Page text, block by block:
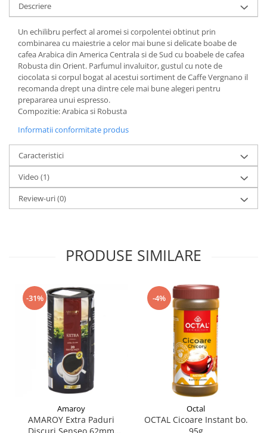
Descriere
Un echilibru perfect al aromei si corpolentei obtinut prin
combinarea cu maiestrie a celor mai bune si delicate boabe de
cafea Arabica din America Centrala si de Sud cu boabele de cafea
Robusta din Orient. Parfumul invaluitor, gustul cu note de
ciocolata si corpul bogat al acestui sortiment de Caffe Vergnano il
recomanda drept una dintre cele mai bune alegeri pentru
prepararea unui espresso.
Compozitie: Arabica si Robusta
Informatii conformitate produs
Caracteristici
Video (1)
Review-uri(0)
PRODUSE SIMILARE
-31%
Amaroy
AMAROY Extra Paduri
-4%
Octal
OCTAL Cicoare Instant bo.